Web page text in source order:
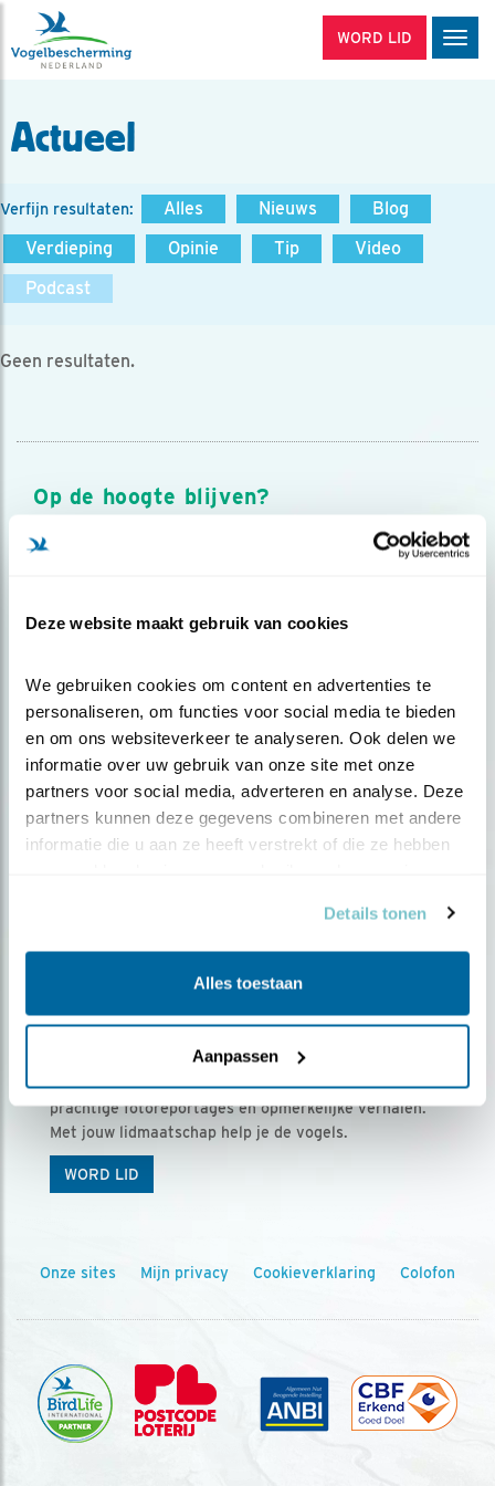
Deze website maakt gebruik van cookies
We gebruiken cookies om content en advertenties te
personaliseren, om functies voor social media te bieden
en om ons websiteverkeer te analyseren. Ook delen we
informatie over uw gebruik van onze site met onze
partners voor social media, adverteren en analyse. Deze
partners kunnen deze gegevens combineren met andere
informatie die u aan ze heeft verstrekt of die ze hebben
Details tonen
Alles toestaan
Aanpassen
WORD LID
Actueel
Verfijn resultaten: Alles Nieuws
Blog
Verdieping
Opinie Tip
Video
Podcast
Geen resultaten.
Op de hoogte blijven?
Meld je aan en ontvang nieuws, inspiratie, acties en tips
over vogels en activiteiten van Vogelbescherming.
Ontvang 5 x Vogels voor € 36,00 per jaar
Vogels is het tijdschrift voor onze leden, met
prachtige fotoreportages en opmerkelijke verhalen.
Met jouw lidmaatschap help je de vogels.
WORD LID
Onze sites Mijn privacy Cookieverklaring Colofon